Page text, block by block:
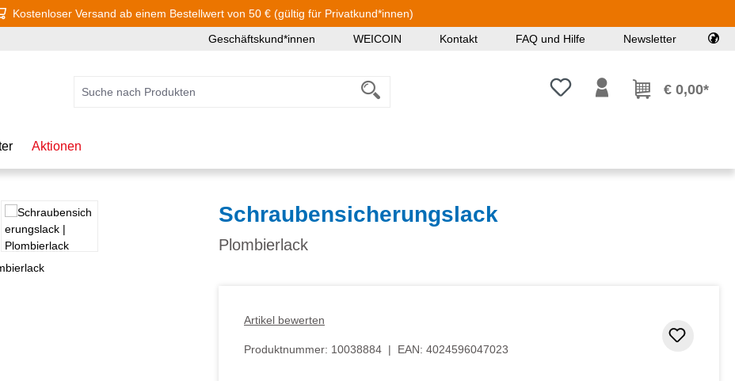
Kostenloser Versand ab einem Bestellwert von 50 € (gültig für Privatkund*innen)
Geschäftskund*innen WEICOIN Kontakt FAQ und Hilfe Newsletter
Du hast 0 Produkte auf dem
€ 0,00*
Aktionen
Schraubensicherungslack
Plombierlack
Artikel bewerten
Produktnummer: 10038884 | EAN: 4024596047023